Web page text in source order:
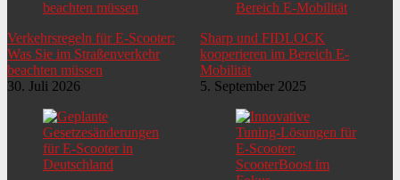
Verkehrsregeln für E-Scooter:
Was Sie im Straßenverkehr
beachten müssen
30. Juli 2026
Sharp und FIDLOCK
kooperieren im Bereich E-
Mobilität
5. September 2025